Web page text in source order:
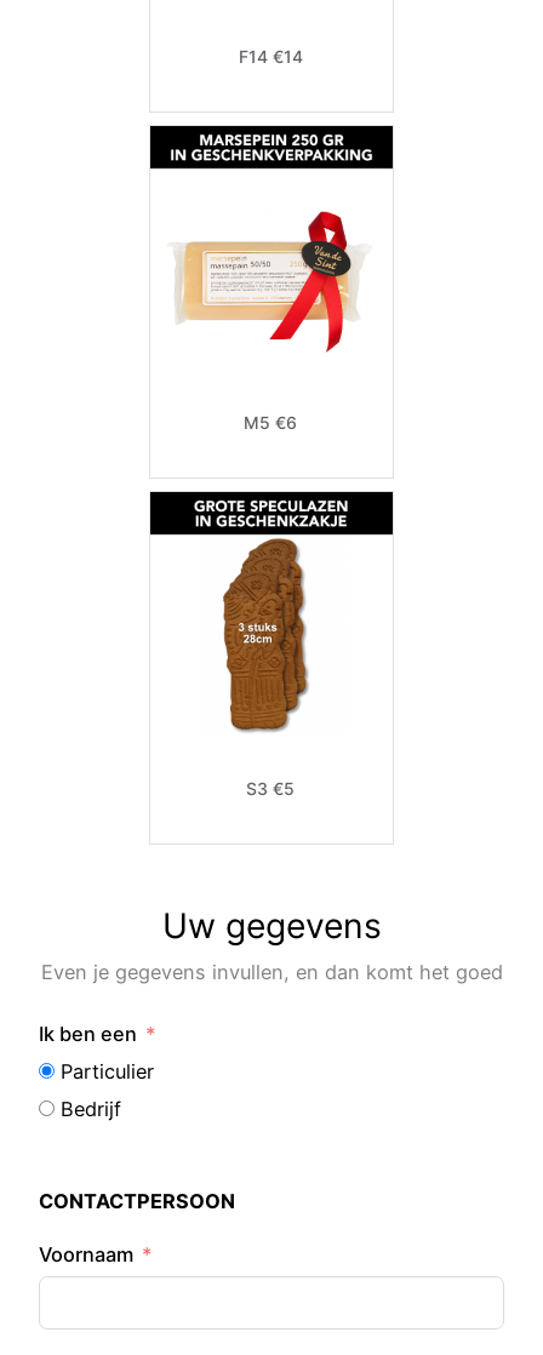
F14 €14
M5 €6
S3 €5
Uw gegevens
Even je gegevens invullen, en dan komt het goed
Ik ben een
Particulier
Bedrijf
CONTACTPERSOON
Voornaam